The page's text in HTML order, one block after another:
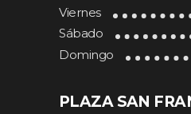
Viernes
Sábado
Domingo
PLAZA SAN